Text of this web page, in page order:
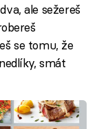
ale sežereš
se tomu, že
smát